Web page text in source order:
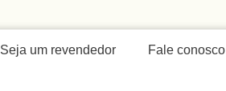
Seja um revendedor Fale conosco